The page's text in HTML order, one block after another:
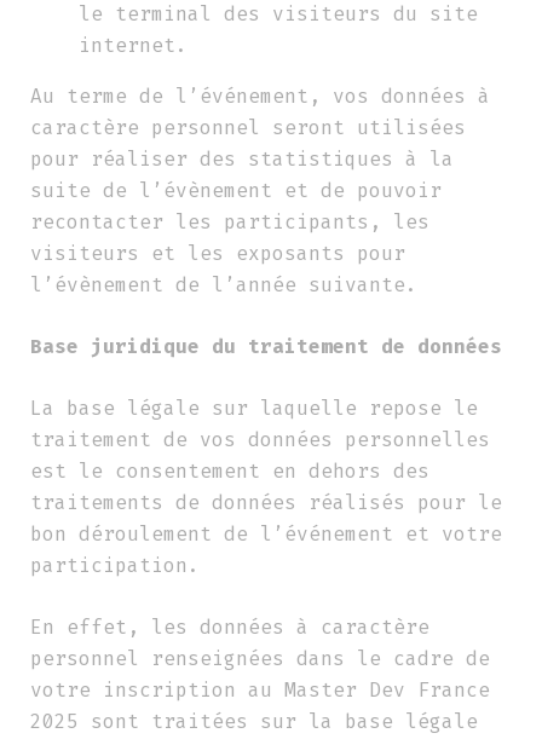
le terminal des visiteurs du site
internet.
Au terme de l’événement, vos données à
caractère personnel seront utilisées
pour réaliser des statistiques à la
suite de l’évènement et de pouvoir
recontacter les participants, les
visiteurs et les exposants pour
l’évènement de l’année suivante.
Base juridique du traitement de données
La base légale sur laquelle repose le
traitement de vos données personnelles
est le consentement en dehors des
traitements de données réalisés pour le
bon déroulement de l’événement et votre
participation.
En effet, les données à caractère
personnel renseignées dans le cadre de
votre inscription au Master Dev France
2025 sont traitées sur la base légale